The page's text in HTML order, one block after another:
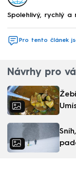
Spolehlivý, rychlý a
Pro tento článek
Návrhy pro